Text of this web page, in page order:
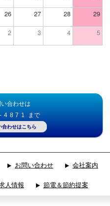
26 27 28
29
2 3 4 5
合わせは
まで
合わせはこちら
お問い合わせ 会社案内
人情報 節電＆節約提案